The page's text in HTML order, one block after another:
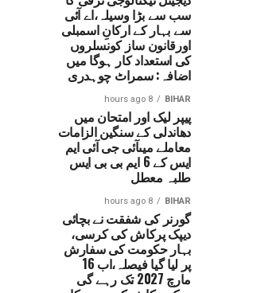
سب سے بڑا وسیلہ،اے آئی
سے بہار کے ارکانِ اسمبلی
اورقانون ساز کونسلروں
کی استعداد کار ہوگا میں
اضافہ: سمراٹ چوہدری
BIHAR
8 hours ago
پیپر لیک اور امتحان میں
دھاندلی کے سنگین الزامات
معاملے میںآئی جی آئی ایم
ایس کے 6 ایم بی بی ایس
طلبہ معطل
BIHAR
8 hours ago
گورنر کی شفقت نے بچائی
دیپک پرکاش کی کرسی،
بہار حکومت کی سفارش
پر لیا گیا فیصلہ،اب 16
مارچ 2027 تک رہے گی